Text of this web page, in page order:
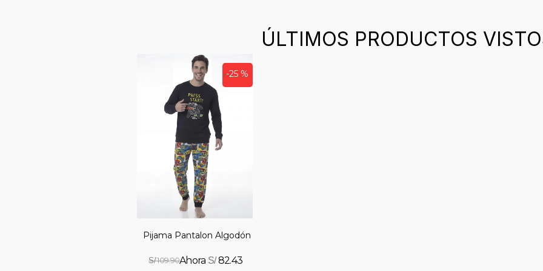
ÚLTIMOS PRODUCTOS
-25 %
Pijama Pantalon Algodón
S/109.90 S/82.43